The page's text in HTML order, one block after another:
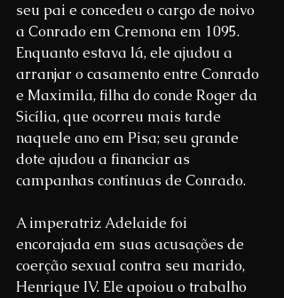
seu pai e concedeu o cargo de noivo
a Conrado em Cremona em 1095.
Enquanto estava lá, ele ajudou a
arranjar o casamento entre Conrado
e Maximila, filha do conde Roger da
Sicília, que ocorreu mais tarde
naquele ano em Pisa; seu grande
dote ajudou a financiar as
campanhas contínuas de Conrado.
A imperatriz Adelaide foi
encorajada em suas acusações de
coerção sexual contra seu marido,
Henrique IV. Ele apoiou o trabalho